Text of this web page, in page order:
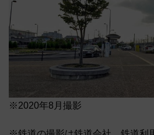
※2020年8月撮影